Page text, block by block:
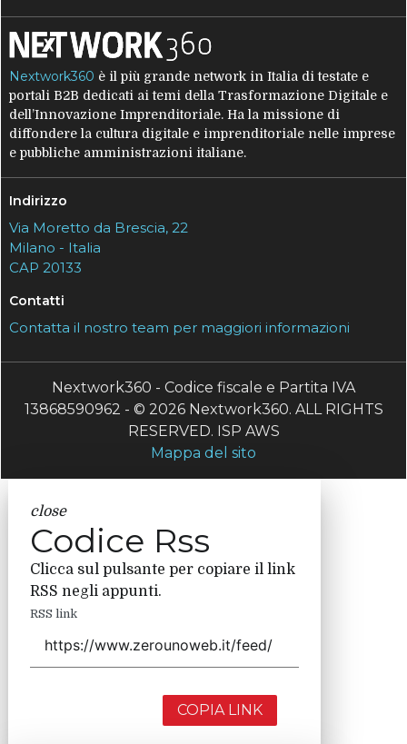
Nextwork360 è il più grande network in Italia di testate e
portali B2B dedicati ai temi della Trasformazione Digitale e
dell’Innovazione Imprenditoriale. Ha la missione di
diffondere la cultura digitale e imprenditoriale nelle imprese
e pubbliche amministrazioni italiane.
Indirizzo
Via Moretto da Brescia, 22
Milano - Italia
CAP 20133
Contatti
Contatta il nostro team per maggiori informazioni
Nextwork360 - Codice fiscale e Partita IVA
13868590962 - © 2026 Nextwork360. ALL RIGHTS
RESERVED. ISP AWS
Mappa del sito
close
Codice Rss
Clicca sul pulsante per copiare il link
RSS negli appunti.
RSS link
COPIA LINK